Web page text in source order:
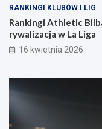
RANKINGI KLUBÓW I LIG
Rankingi Athletic
rywalizacja w La Liga
16 kwietnia 2026